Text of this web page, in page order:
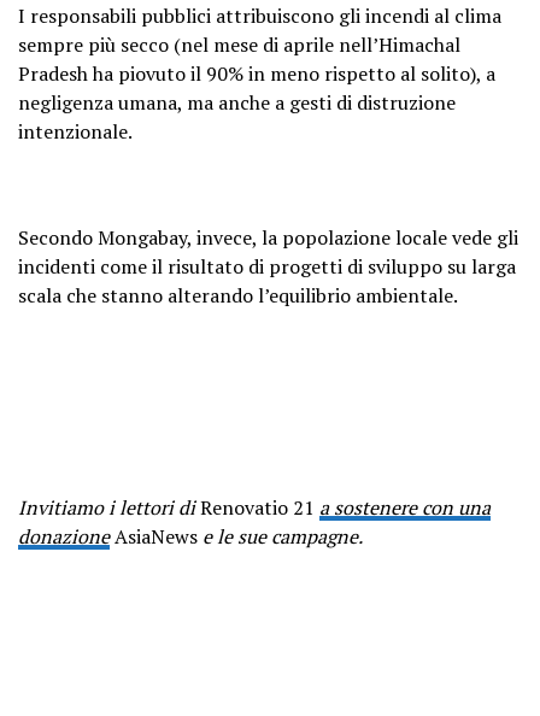
I responsabili pubblici attribuiscono gli incendi al clima
sempre più secco (nel mese di aprile nell’Himachal
Pradesh ha piovuto il 90% in meno rispetto al solito), a
negligenza umana, ma anche a gesti di distruzione
intenzionale.
Secondo Mongabay, invece, la popolazione locale vede gli
incidenti come il risultato di progetti di sviluppo su larga
scala che stanno alterando l’equilibrio ambientale.
Invitiamo i lettori diRenovatio 21 a sostenere con una
donazioneAsiaNews e le sue campagne.